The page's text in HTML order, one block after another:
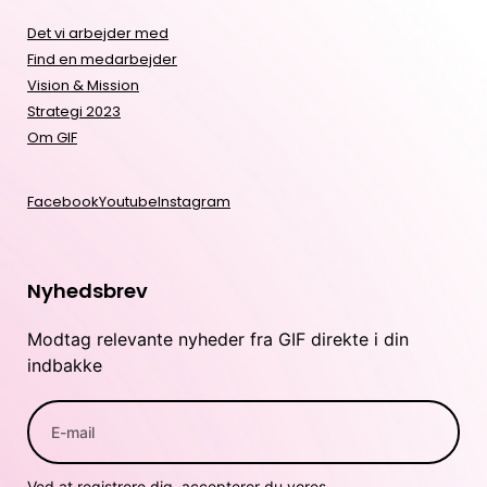
Det vi arbejder med
Find en medarbejder
Vision & Mission
Strategi 2023
Om GIF
FacebookYoutubeInstagram
Nyhedsbrev
Modtag relevante nyheder fra GIF direkte i din
indbakke